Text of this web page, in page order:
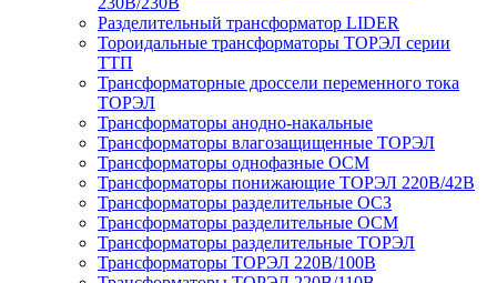
Разделительный трансформатор LIDER
Тороидальные трансформаторы ТОРЭЛ серии
ТТП
Трансформаторные дроссели переменного тока
ТОРЭЛ
Трансформаторы анодно-накальные
Трансформаторы влагозащищенные ТОРЭЛ
Трансформаторы однофазные ОСМ
Трансформаторы понижающие ТОРЭЛ 220В/42В
Трансформаторы разделительные ОСЗ
Трансформаторы разделительные ОСМ
Трансформаторы разделительные ТОРЭЛ
Трансформаторы ТОРЭЛ 220В/100В